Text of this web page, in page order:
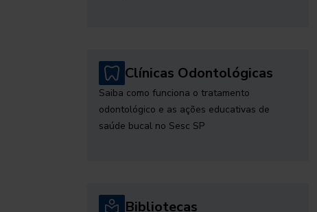
Clínicas Odontológicas
Saiba como funciona o tratamento
odontológico e as ações educativas de
saúde bucal no Sesc SP
Bibliotecas